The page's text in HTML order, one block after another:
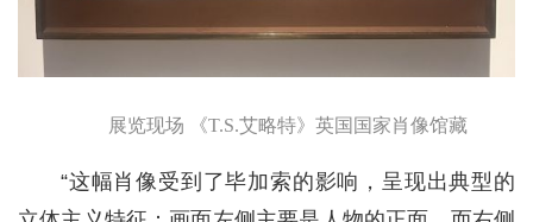
展览现场 《T.S.艾略特》英国国家肖像馆藏
“这幅肖像受到了毕加索的影响，呈现出典型的